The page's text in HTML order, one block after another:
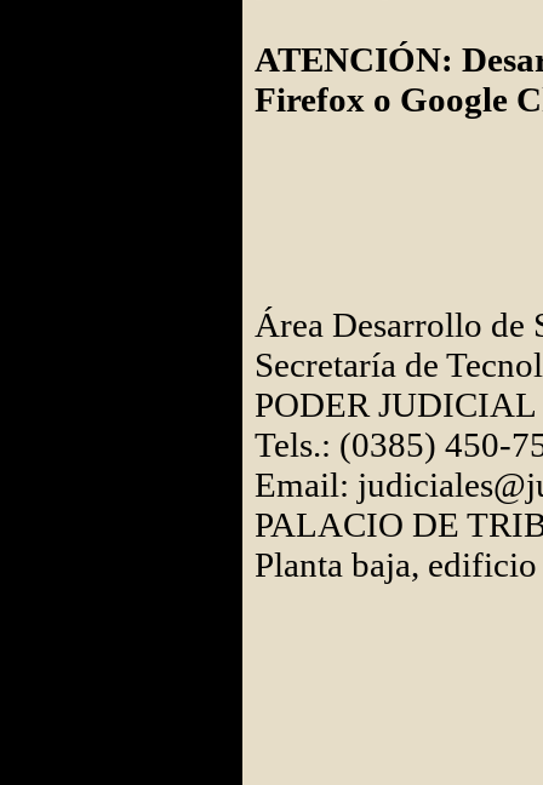
ATENCIÓN:
Firefox o Google
Área Desarrollo de
Secretaría de
PODER
Tels.: (0385) 450-
Email:
PALACIO DE
Planta baja,